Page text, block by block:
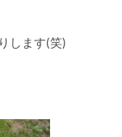
します(笑)